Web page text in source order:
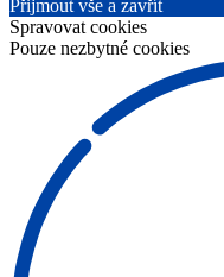
Přijmout vše a zavřít
Spravovat cookies
Pouze nezbytné cookies